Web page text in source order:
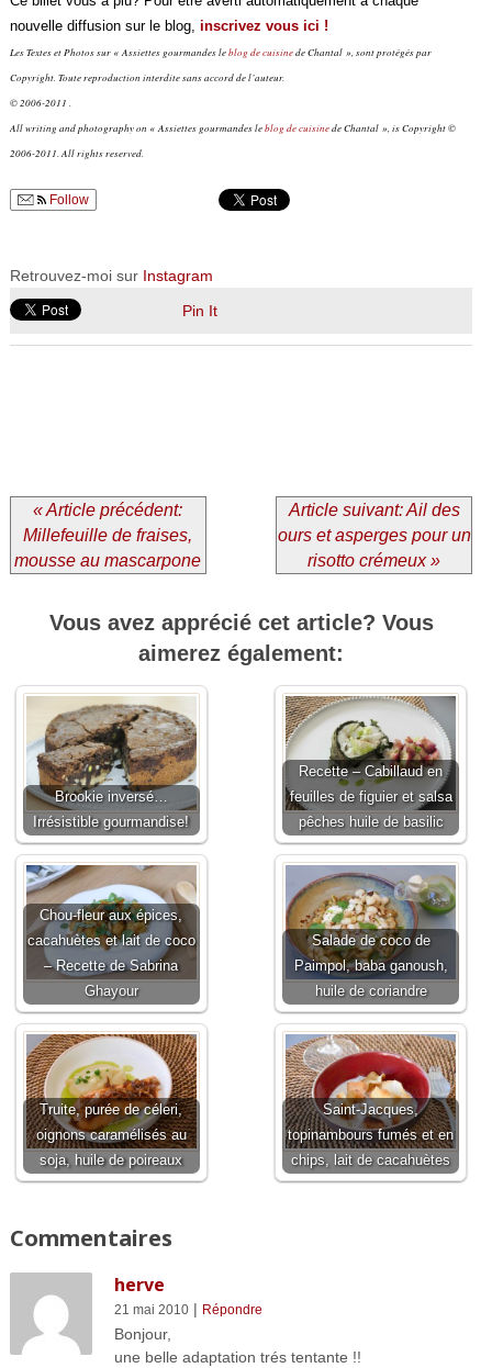
nouvelle diffusion sur le blog, inscrivez vous ici !
Les Textes et Photos sur « Assiettes gourmandes leblog de cuisinede Chantal », sont protégés par
Copyright. Toute reproduction interdite sans accord de l’auteur.
© 2006-2011 .
All writing and photography on « Assiettes gourmandes leblog de cuisinede Chantal », is Copyright ©
2006-2011. All rights reserved.
Follow
Retrouvez-moi sur Instagram
Pin It
« Article précédent:
Millefeuille de fraises,
mousse au mascarpone
Article suivant: Ail des
ours et asperges pour un
risotto crémeux »
Vous avez apprécié cet article? Vous
aimerez également:
Brookie inversé…
Irrésistible gourmandise!
Recette – Cabillaud en
feuilles de figuier et salsa
pêches huile de basilic
Chou-fleur aux épices,
cacahuètes et lait de coco
– Recette de Sabrina
Ghayour
Salade de coco de
Paimpol, baba ganoush,
huile de coriandre
Truite, purée de céleri,
oignons caramélisés au
soja, huile de poireaux
Saint-Jacques,
topinambours fumés et en
chips, lait de cacahuètes
Commentaires
herve
21 mai 2010| Répondre
Bonjour,
une belle adaptation trés tentante !!